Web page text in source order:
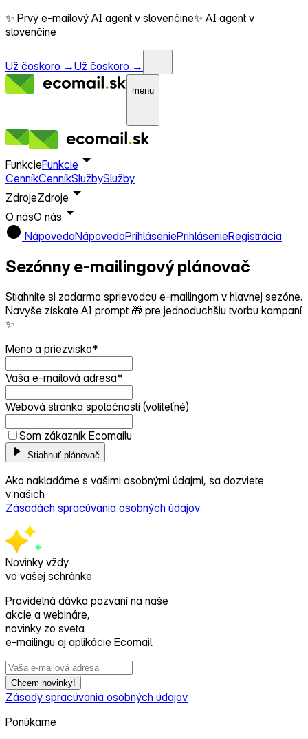
✨ Prvý e-mailový AI agent v slovenčine✨ AI agent v
slovenčine
Už čoskoro →Už čoskoro →
menu
FunkcieFunkcie
CenníkCenníkSlužbySlužby
ZdrojeZdroje
O násO nás
NápovedaNápovedaPrihláseniePrihlásenieRegistrácia
Sezónny e-mailingový plánovač
Stiahnite si zadarmo sprievodcu e-mailingom v hlavnej sezóne.
Navyše získate AI prompt 🎁 pre jednoduchšiu tvorbu kampaní
✨
Meno a priezvisko*
Vaša e-mailová adresa*
Webová stránka spoločnosti (voliteľné)
Som zákazník Ecomailu
Stiahnuť plánovač
Ako nakladáme s vašimi osobnými údajmi, sa dozviete
v našich
Zásadách spracúvania osobných údajov
Novinky vždy
vo vašej schránke
Pravidelná dávka pozvaní na naše
akcie a webináre,
novinky zo sveta
e‑mailingu aj aplikácie Ecomail.
Chcem novinky!
Zásady spracúvania osobných údajov
Ponúkame